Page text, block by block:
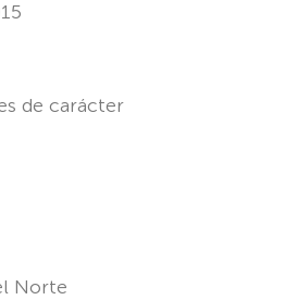
de carácter
Norte